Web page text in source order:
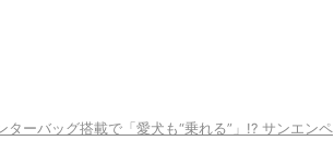
ーバッグ搭載で「愛犬も“乗れる”」!? サンエンペ